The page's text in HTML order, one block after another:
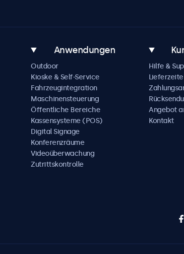
Anwendungen
Outdoor
Kioske & Self-Service
Fahrzeugintegration
Maschinensteuerung
Öffentliche Bereiche
Kassensysteme (POS)
Digital Signage
Konferenzräume
Videoüberwachung
Zutrittskontrolle
Hilfe &
Angebot
Kontakt